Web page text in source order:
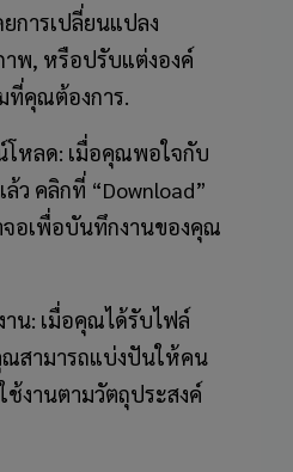
การเปลี่ยนแปลง
พ, หรือปรับแต่งองค์
ที่คุณต้องการ.
โหลด: เมื่อคุณพอใจกับ
ว คลิกที่ “Download”
อเพื่อบันทึกงานของคุณ
น: เมื่อคุณได้รับไฟล์
สามารถแบ่งปันให้คน
งานตามวัตถุประสงค์